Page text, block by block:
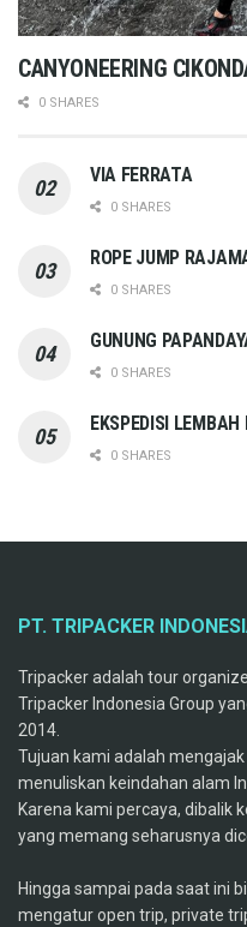
CANYONEERING
0 SHARES
VIA FERRATA
0 SHARES
ROPE JUMP
0 SHARES
GUNUNG
0 SHARES
EKSPEDISI LEMBAH
0 SHARES
PT. TRIPACKER
Tripacker adalah tour
Tripacker Indonesia Group
2014.
Tujuan kami adalah
menuliskan keindahan alam
Karena kami percaya, dibalik
yang memang seharusnya
Hingga sampai pada saat ini
mengatur open trip, private